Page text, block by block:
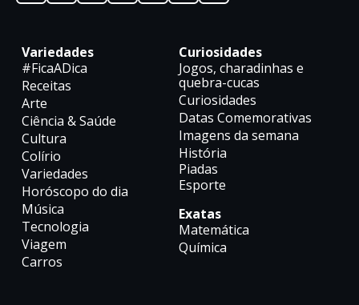
Variedades
#FicaADica
Receitas
Arte
Ciência & Saúde
Cultura
Colírio
Variedades
Horóscopo do dia
Música
Tecnologia
Viagem
Carros
Curiosidades
Jogos, charadinhas e
quebra-cucas
Curiosidades
Datas Comemorativas
Imagens da semana
História
Piadas
Esporte
Exatas
Matemática
Química